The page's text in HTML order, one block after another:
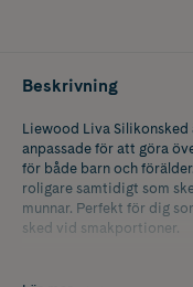
Beskrivning
Liewood Liva
anpassade för att göra
för både barn och
roligare samtidigt som
munnar. Perfekt för dig
sked vid smakportioner.